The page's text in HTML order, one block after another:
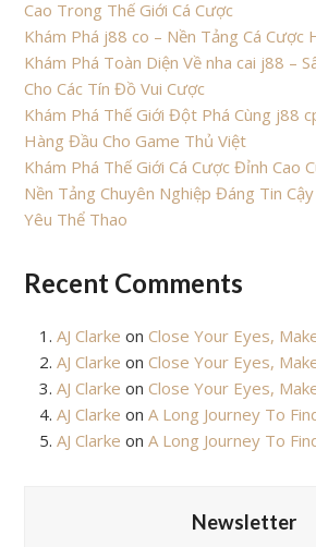
Cao Trong Thế Giới Cá Cược
Khám Phá j88 co – Nền Tảng Cá Cược
Khám Phá Toàn Diện Về nha cai j88 –
Cho Các Tín Đồ Vui Cược
Khám Phá Thế Giới Đột Phá Cùng j88
Hàng Đầu Cho Game Thủ Việt
Khám Phá Thế Giới Cá Cược Đỉnh Cao
Nền Tảng Chuyên Nghiệp Đáng Tin
Yêu Thể Thao
Recent Comments
AJ Clarke on Close Your Eyes,
AJ Clarke on Close Your Eyes,
AJ Clarke on Close Your Eyes,
AJ Clarke onA Long Journey To
AJ Clarke onA Long Journey To
Newsletter